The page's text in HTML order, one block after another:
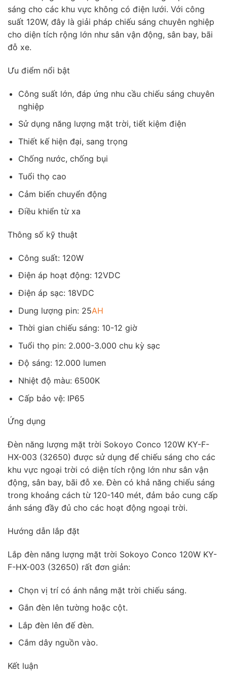
sáng cho các khu vực không có điện lưới. Với công
suất 120W, đây là giải pháp chiếu sáng chuyên nghiệp
cho diện tích rộng lớn như sân vận động, sân bay, bãi
đỗ xe.
Ưu điểm nổi bật
Công suất lớn, đáp ứng nhu cầu chiếu sáng chuyên
nghiệp
Sử dụng năng lượng mặt trời, tiết kiệm điện
Thiết kế hiện đại, sang trọng
Chống nước, chống bụi
Tuổi thọ cao
Cảm biến chuyển động
Điều khiển từ xa
Thông số kỹ thuật
Công suất: 120W
Điện áp hoạt động: 12VDC
Điện áp sạc: 18VDC
Dung lượng pin: 25AH
Thời gian chiếu sáng: 10-12 giờ
Tuổi thọ pin: 2.000-3.000 chu kỳ sạc
Độ sáng: 12.000 lumen
Nhiệt độ màu: 6500K
Cấp bảo vệ: IP65
Ứng dụng
Đèn năng lượng mặt trời Sokoyo Conco 120W KY-F-
HX-003 (32650) được sử dụng để chiếu sáng cho các
khu vực ngoại trời có diện tích rộng lớn như sân vận
động, sân bay, bãi đỗ xe. Đèn có khả năng chiếu sáng
trong khoảng cách từ 120-140 mét, đảm bảo cung cấp
ánh sáng đầy đủ cho các hoạt động ngoại trời.
Hướng dẫn lắp đặt
Lắp đèn năng lượng mặt trời Sokoyo Conco 120W KY-
F-HX-003 (32650) rất đơn giản:
Chọn vị trí có ánh nắng mặt trời chiếu sáng.
Gắn đèn lên tường hoặc cột.
Lắp đèn lên đế đèn.
Cắm dây nguồn vào.
Kết luận